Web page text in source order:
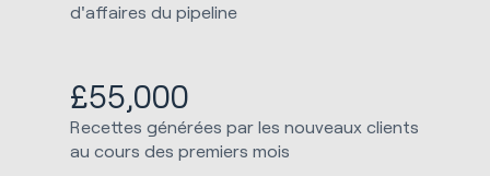
d'affaires du pipeline
£55,000
Recettes générées par les nouveaux clients
au cours des premiers mois